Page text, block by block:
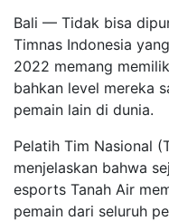
Bali — Tidak bisa
Timnas Indonesia
2022 memang
bahkan level mereka
pemain lain di dunia.
Pelatih Tim Nasional
menjelaskan bahwa
esports Tanah Air
pemain dari seluruh